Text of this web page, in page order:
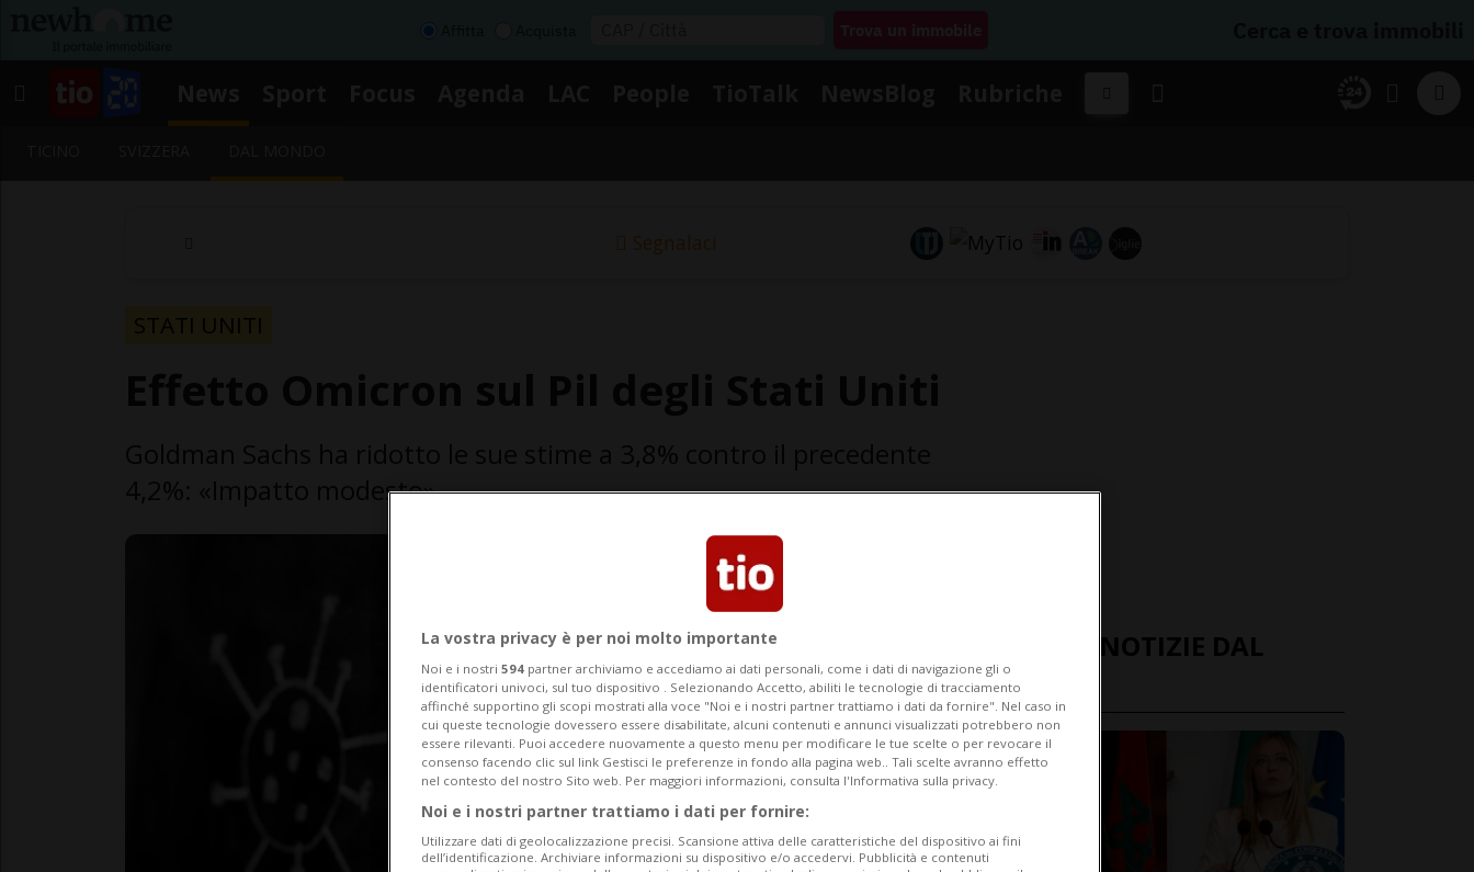
Segnalaci
STATI UNITI
4,2%: «Impatto modesto»
ULTIME NOTIZIE DAL
MONDO
La vostra privacy è per noi molto importante
Noi e i nostri 594 partner archiviamo e accediamo ai dati personali, come i dati di navigazione gli o
identificatori univoci, sul tuo dispositivo . Selezionando Accetto, abiliti le tecnologie di tracciamento
affinché supportino gli scopi mostrati alla voce "Noi e i nostri partner trattiamo i dati da fornire". Nel caso in
cui queste tecnologie dovessero essere disabilitate, alcuni contenuti e annunci visualizzati potrebbero non
essere rilevanti. Puoi accedere nuovamente a questo menu per modificare le tue scelte o per revocare il
consenso facendo clic sul link Gestisci le preferenze in fondo alla pagina web.. Tali scelte avranno effetto
nel contesto del nostro Sito web. Per maggiori informazioni, consulta l'Informativa sulla privacy.
Noi e i nostri partner trattiamo i dati per fornire:
Utilizzare dati di geolocalizzazione precisi. Scansione attiva delle caratteristiche del dispositivo ai fini
dell’identificazione. Archiviare informazioni su dispositivo e/o accedervi. Pubblicità e contenuti